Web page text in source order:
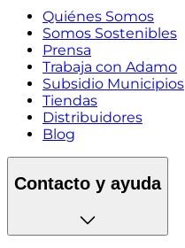
Quiénes Somos
Somos Sostenibles
Prensa
Trabaja con Adamo
Subsidio Municipios
Tiendas
Distribuidores
Blog
Contacto y ayuda